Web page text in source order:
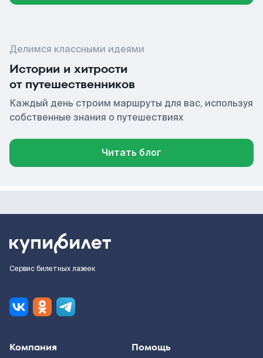
Делимся классными идеями
Истории и хитрости
от путешественников
Каждый день строим маршруты для вас, используя
собственные знания о путешествиях
Читать блог
Сервис билетных лазеек
Компания Помощь